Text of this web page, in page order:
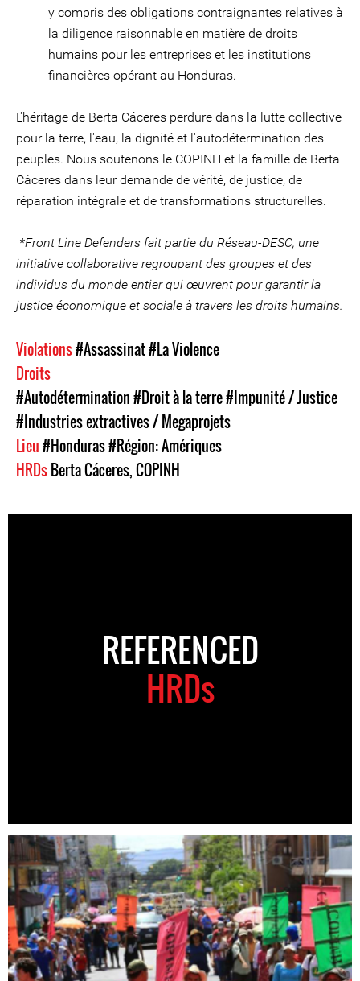
y compris des obligations contraignantes relatives à
la diligence raisonnable en matière de droits
humains pour les entreprises et les institutions
financières opérant au Honduras.
L'héritage de Berta Cáceres perdure dans la lutte collective
pour la terre, l'eau, la dignité et l'autodétermination des
peuples. Nous soutenons le COPINH et la famille de Berta
Cáceres dans leur demande de vérité, de justice, de
réparation intégrale et de transformations structurelles.
*Front Line Defenders fait partie du Réseau-DESC, une
initiative collaborative regroupant des groupes et des
individus du monde entier qui œuvrent pour garantir la
justice économique et sociale à travers les droits humains.
Violations#Assassinat#La Violence
Droits
#Autodétermination#Droit à la terre#Impunité / Justice
#Industries extractives / Megaprojets
Lieu#Honduras#Région: Amériques
HRDsBerta Cáceres,COPINH
REFERENCED
HRDs